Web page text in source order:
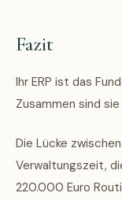
Fazit
Ihr ERP ist das
Zusammen sind
Die Lücke
Verwaltungszeit,
220.000 Euro